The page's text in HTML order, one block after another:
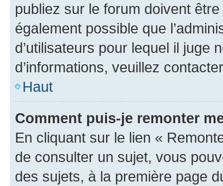
publiez sur le forum doivent
également possible que
d’utilisateurs pour lequel il juge
d’informations, veuillez
Haut
Comment puis-je remonter
En cliquant sur le lien «
de consulter un sujet, vous
des sujets, à la première page